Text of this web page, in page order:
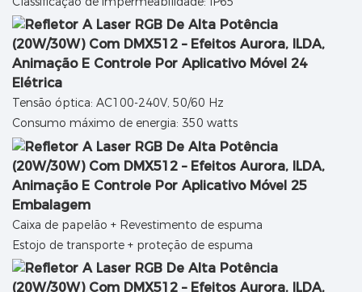
Elétrica
Tensão óptica: AC100-240V, 50/60 Hz
Consumo máximo de energia: 350 watts
Embalagem
Caixa de papelão + Revestimento de espuma
Estojo de transporte + proteção de espuma